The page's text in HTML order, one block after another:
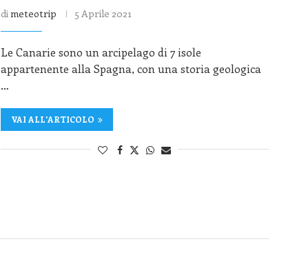
dimeteotrip 5 Aprile 2021
Le Canarie sono un arcipelago di 7 isole
appartenente alla Spagna, con una storia geologica
…
VAI ALL'ARTICOLO